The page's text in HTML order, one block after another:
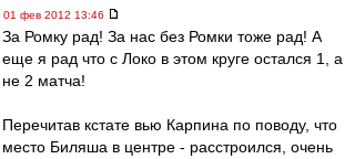
01 фев 2012 13:46
За Ромку рад! За нас без Ромки тоже рад! А
еще я рад что с Локо в этом круге остался 1, а
не 2 матча!
Перечитав кстате вью Карпина по поводу, что
место Биляша в центре - расстроился, очень